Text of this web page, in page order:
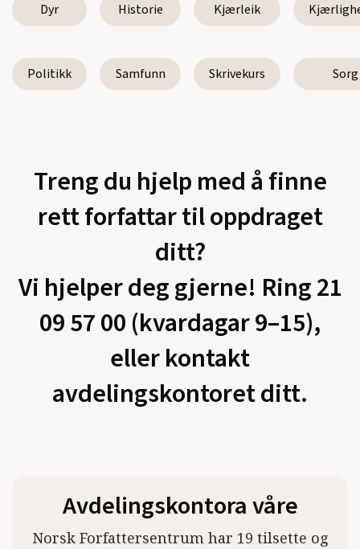
Dyr Historie Kjærleik
Politikk Samfunn Skrivekurs Sorg
Treng du hjelp med å finne
rett forfattar til oppdraget
ditt?
Vi hjelper deg gjerne! Ring 21
09 57 00 (kvardagar 9–15),
eller kontakt
avdelingskontoret ditt.
Avdelingskontora våre
Norsk Forfattersentrum har 19 tilsette og